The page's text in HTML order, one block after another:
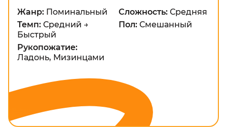
Жанр: Поминальный Сложность: Средняя
Темп: Средний →
Быстрый
Пол: Смешанный
Рукопожатие:
Ладонь, Мизинцами